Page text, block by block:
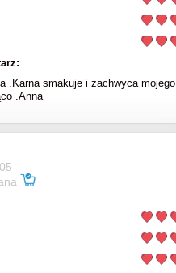
.Karna smakuje i zachwyca mojego
.Anna